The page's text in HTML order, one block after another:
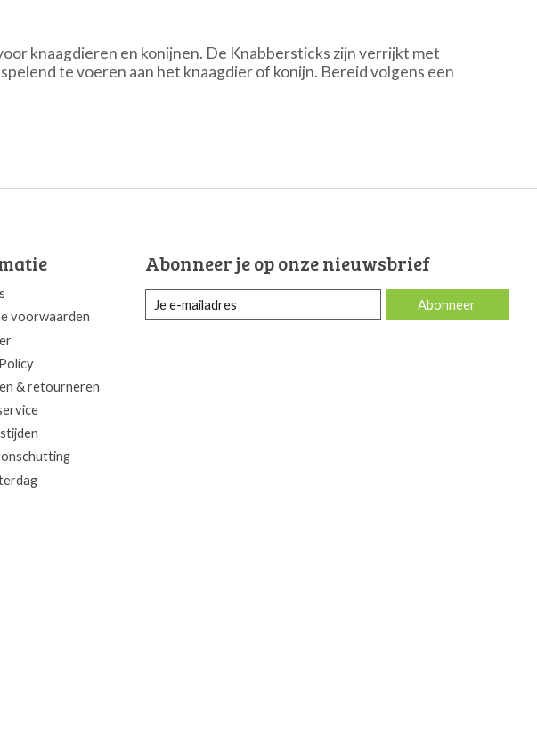
knaagdieren en konijnen. De Knabbersticks zijn verrijkt met
te voeren aan het knaagdier of konijn. Bereid volgens een
voorwaarden
& retourneren
Abonneer je op onze nieuwsbrief
Abonneer